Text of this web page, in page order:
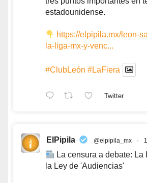
estadounidense.
https://elpipila.mx/leon-
la-liga-mx-y-venc...
#ClubLeón #LaFiera
Twitter
ElPipila @elpipila_mx ·
La censura a debate: La
la Ley de 'Audiencias'